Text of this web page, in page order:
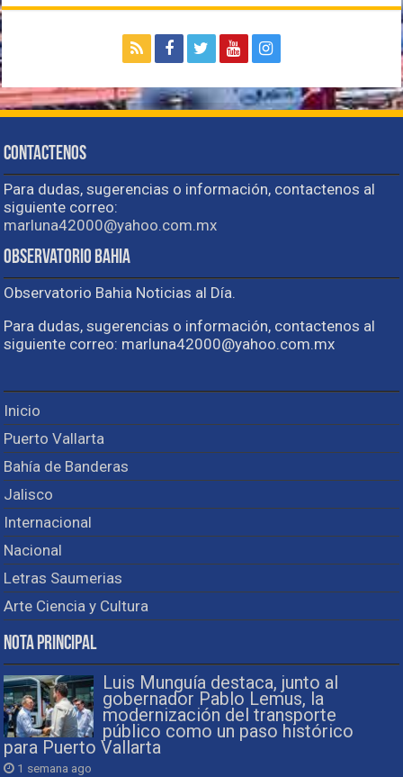
Contactenos
Para dudas, sugerencias o información, contactenos al
siguiente correo:
marluna42000@yahoo.com.mx
Observatorio Bahia
Observatorio Bahia Noticias al Día.
Para dudas, sugerencias o información, contactenos al
siguiente correo: marluna42000@yahoo.com.mx
Inicio
Puerto Vallarta
Bahía de Banderas
Jalisco
Internacional
Nacional
Letras Saumerias
Arte Ciencia y Cultura
Nota Principal
Luis Munguía destaca, junto al
gobernador Pablo Lemus, la
modernización del transporte
público como un paso histórico
para Puerto Vallarta
1 semana ago